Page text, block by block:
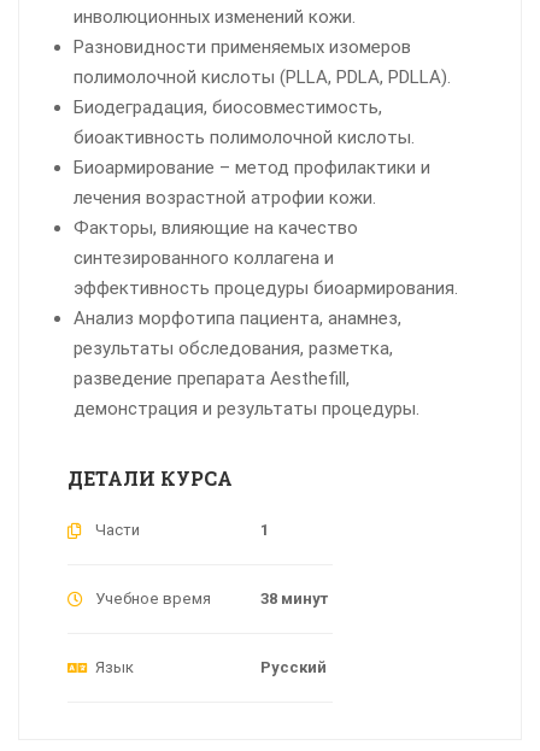
инволюционных изменений кожи.
Разновидности применяемых изомеров
полимолочной кислоты (PLLA, PDLA, PDLLA).
Биодеградация, биосовместимость,
биоактивность полимолочной кислоты.
Биоармирование – метод профилактики и
лечения возрастной атрофии кожи.
Факторы, влияющие на качество
синтезированного коллагена и
эффективность процедуры биоармирования.
Анализ морфотипа пациента, анамнез,
результаты обследования, разметка,
разведение препарата Aesthefill,
демонстрация и результаты процедуры.
ДЕТАЛИ КУРСА
Части 1
Учебное время 38 минут
Язык Русский